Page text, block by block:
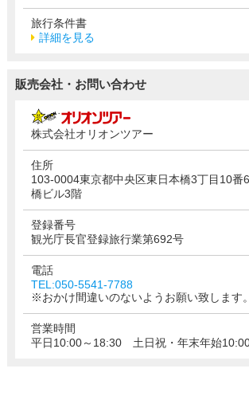
旅行条件書
詳細を見る
販売会社・お問い合わせ
株式会社オリオンツアー
住所
103-0004東京都中央区東日本橋3丁目10番
橋ビル3階
登録番号
観光庁長官登録旅行業第692号
電話
TEL:050-5541-7788
※おかけ間違いのないようお願い致します。
営業時間
平日10:00～18:30 土日祝・年末年始